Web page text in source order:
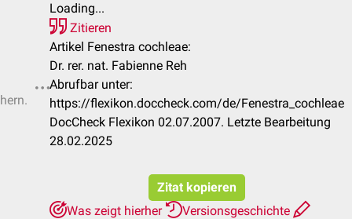
Loading...
Zitieren
Artikel Fenestra cochleae:
Dr. rer. nat. Fabienne Reh
Abrufbar unter:
https://flexikon.doccheck.com/de/Fenestra_cochleae
DocCheck Flexikon 02.07.2007. Letzte Bearbeitung
28.02.2025
Zitat kopieren
Was zeigt hierher
Versionsgeschichte